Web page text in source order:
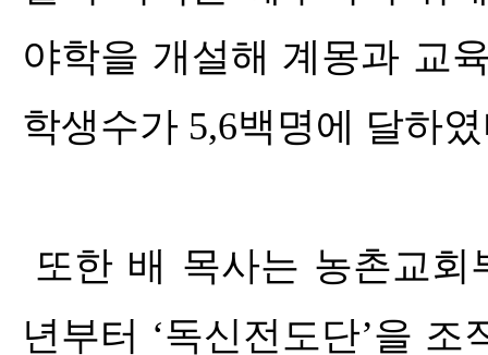
야학을 개설해 계몽과 교
학생수가 5,6백명에 달하
또한 배 목사는 농촌교
년부터 ‘독신전도단’을 조